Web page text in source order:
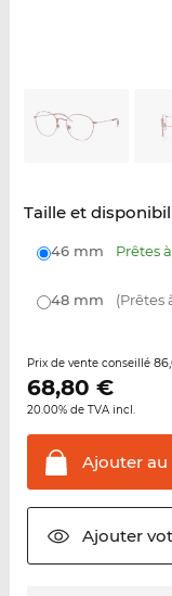
Taille et
46 mm Prêtes
48 mm (Prêtes
Prix de vente conseillé
68,80 €
20.00% de TVA incl.
Ajouter au
Ajouter